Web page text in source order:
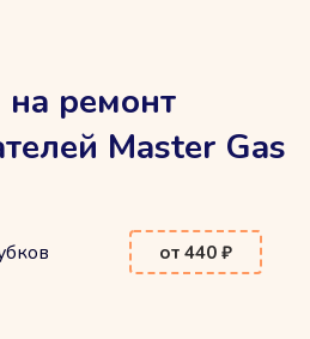
ремонт
Master Gas
от 440 ₽